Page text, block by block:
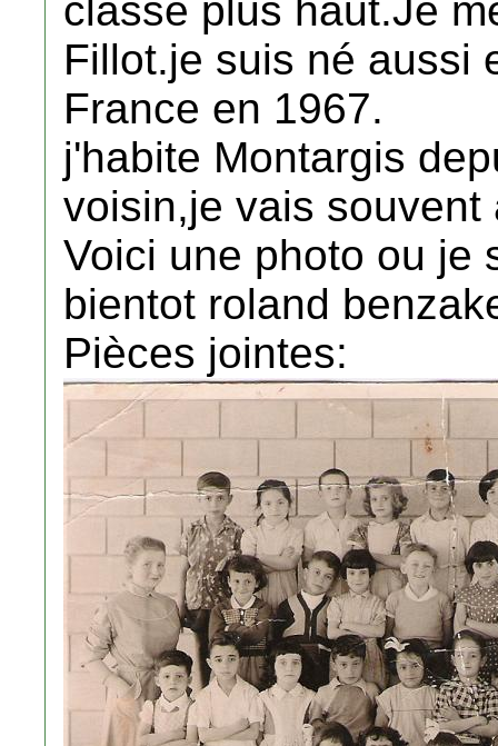
classe plus haut.Je
Fillot.je suis né aussi
France en 1967.
j'habite Montargis
voisin,je vais
Voici une photo ou je
bientot roland
Pièces jointes: